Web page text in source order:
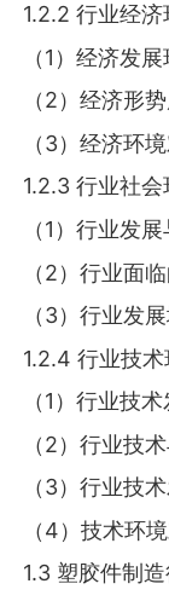
1.2.2 行业经
（1）经济发
（2）经济形
（3）经济环
1.2.3 行业社
（1）行业发
（2）行业面
（3）行业发
1.2.4 行业技
（1）行业技
（2）行业技
（3）行业技
（4）技术环
1.3 塑胶件制